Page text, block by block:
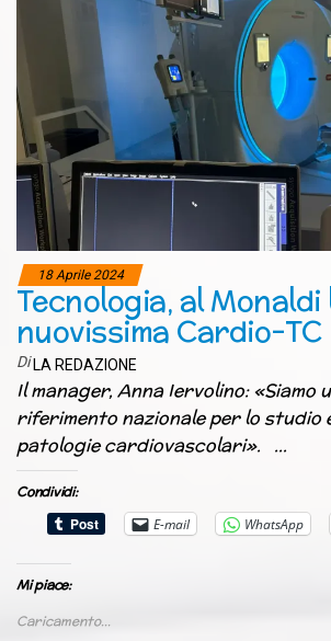
18 Aprile 2024
Tecnologia, al Monaldi
nuovissima Cardio-TC
Di LA REDAZIONE
Il manager, Anna Iervolino: «Siamo
riferimento nazionale per lo studio
patologie cardiovascolari». …
Condividi:
E-mail
WhatsApp
Mi piace:
Caricamento...